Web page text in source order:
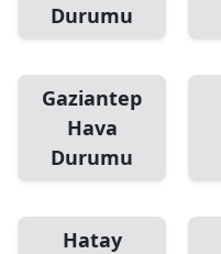
Durumu
Gaziantep
Hava
Durumu
Hatay